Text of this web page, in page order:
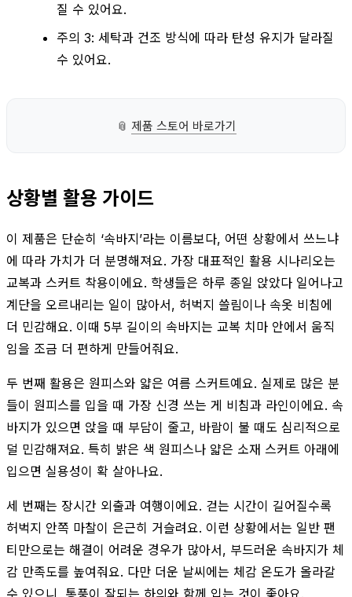
질 수 있어요.
주의 3: 세탁과 건조 방식에 따라 탄성 유지가 달라질
수 있어요.
📎 제품 스토어 바로가기
상황별 활용 가이드
이 제품은 단순히 ‘속바지’라는 이름보다, 어떤 상황에서 쓰느냐
에 따라 가치가 더 분명해져요. 가장 대표적인 활용 시나리오는
교복과 스커트 착용이에요. 학생들은 하루 종일 앉았다 일어나고
계단을 오르내리는 일이 많아서, 허벅지 쓸림이나 속옷 비침에
더 민감해요. 이때 5부 길이의 속바지는 교복 치마 안에서 움직
임을 조금 더 편하게 만들어줘요.
두 번째 활용은 원피스와 얇은 여름 스커트예요. 실제로 많은 분
들이 원피스를 입을 때 가장 신경 쓰는 게 비침과 라인이에요. 속
바지가 있으면 앉을 때 부담이 줄고, 바람이 불 때도 심리적으로
덜 민감해져요. 특히 밝은 색 원피스나 얇은 소재 스커트 아래에
입으면 실용성이 확 살아나요.
세 번째는 장시간 외출과 여행이에요. 걷는 시간이 길어질수록
허벅지 안쪽 마찰이 은근히 거슬려요. 이런 상황에서는 일반 팬
티만으로는 해결이 어려운 경우가 많아서, 부드러운 속바지가 체
감 만족도를 높여줘요. 다만 더운 날씨에는 체감 온도가 올라갈
수 있으니, 통풍이 잘되는 하의와 함께 입는 것이 좋아요.